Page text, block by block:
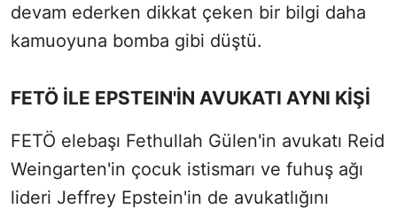
devam ederken dikkat çeken bir bilgi daha
kamuoyuna bomba gibi düştü.
FETÖ İLE EPSTEIN'İN AVUKATI AYNI KİŞİ
FETÖ elebaşı Fethullah Gülen'in avukatı Reid
Weingarten'in çocuk istismarı ve fuhuş ağı
lideri Jeffrey Epstein'in de avukatlığını